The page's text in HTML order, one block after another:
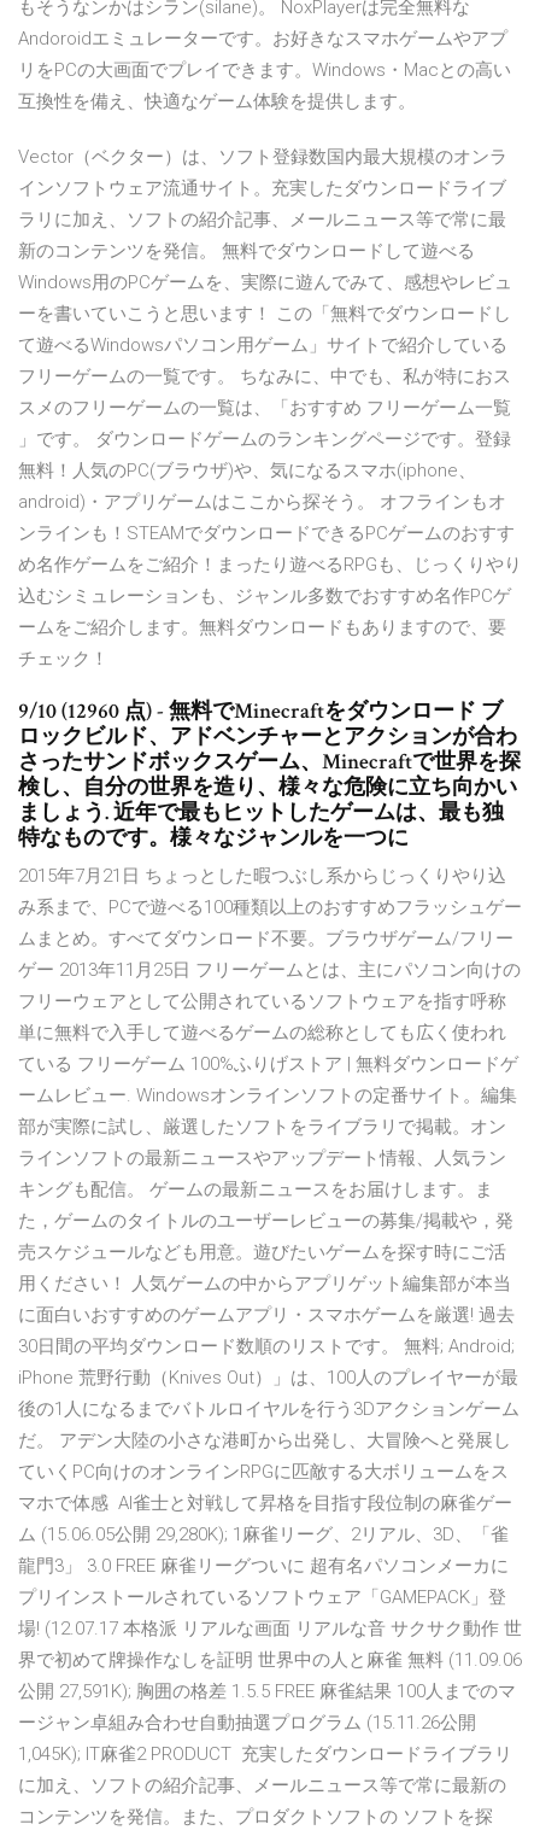
もそうなンかはシラン(silane)。 NoxPlayerは完全無料な
Andoroidエミュレーターです。お好きなスマホゲームやアプ
リをPCの大画面でプレイできます。Windows・Macとの高い
互換性を備え、快適なゲーム体験を提供します。
Vector（ベクター）は、ソフト登録数国内最大規模のオンラ
インソフトウェア流通サイト。充実したダウンロードライブ
ラリに加え、ソフトの紹介記事、メールニュース等で常に最
新のコンテンツを発信。 無料でダウンロードして遊べる
Windows用のPCゲームを、実際に遊んでみて、感想やレビュ
ーを書いていこうと思います！ この「無料でダウンロードし
て遊べるWindowsパソコン用ゲーム」サイトで紹介している
フリーゲームの一覧です。 ちなみに、中でも、私が特におス
スメのフリーゲームの一覧は、「おすすめ フリーゲーム一覧
」です。 ダウンロードゲームのランキングページです。登録
無料！人気のPC(ブラウザ)や、気になるスマホ(iphone、
android)・アプリゲームはここから探そう。 オフラインもオ
ンラインも！STEAMでダウンロードできるPCゲームのおすす
め名作ゲームをご紹介！まったり遊べるRPGも、じっくりやり
込むシミュレーションも、ジャンル多数でおすすめ名作PCゲ
ームをご紹介します。無料ダウンロードもありますので、要
チェック！
9/10 (12960 点) - 無料でMinecraftをダウンロード ブ
ロックビルド、アドベンチャーとアクションが合わ
さったサンドボックスゲーム、Minecraftで世界を探
検し、自分の世界を造り、様々な危険に立ち向かい
ましょう. 近年で最もヒットしたゲームは、最も独
特なものです。様々なジャンルを一つに
2015年7月21日 ちょっとした暇つぶし系からじっくりやり込
み系まで、PCで遊べる100種類以上のおすすめフラッシュゲー
ムまとめ。すべてダウンロード不要。ブラウザゲーム/フリー
ゲー 2013年11月25日 フリーゲームとは、主にパソコン向けの
フリーウェアとして公開されているソフトウェアを指す呼称
単に無料で入手して遊べるゲームの総称としても広く使われ
ている フリーゲーム 100%ふりげストア | 無料ダウンロードゲ
ームレビュー. Windowsオンラインソフトの定番サイト。編集
部が実際に試し、厳選したソフトをライブラリで掲載。オン
ラインソフトの最新ニュースやアップデート情報、人気ラン
キングも配信。 ゲームの最新ニュースをお届けします。ま
た，ゲームのタイトルのユーザーレビューの募集/掲載や，発
売スケジュールなども用意。遊びたいゲームを探す時にご活
用ください！ 人気ゲームの中からアプリゲット編集部が本当
に面白いおすすめのゲームアプリ・スマホゲームを厳選! 過去
30日間の平均ダウンロード数順のリストです。 無料; Android;
iPhone 荒野行動（Knives Out）」は、100人のプレイヤーが最
後の1人になるまでバトルロイヤルを行う3Dアクションゲーム
だ。 アデン大陸の小さな港町から出発し、大冒険へと発展し
ていくPC向けのオンラインRPGに匹敵する大ボリュームをス
マホで体感 AI雀士と対戦して昇格を目指す段位制の麻雀ゲー
ム (15.06.05公開 29,280K); 1麻雀リーグ、2リアル、3D、「雀
龍門3」 3.0 FREE 麻雀リーグついに 超有名パソコンメーカに
プリインストールされているソフトウェア「GAMEPACK」登
場! (12.07.17 本格派 リアルな画面 リアルな音 サクサク動作 世
界で初めて牌操作なしを証明 世界中の人と麻雀 無料 (11.09.06
公開 27,591K); 胸囲の格差 1.5.5 FREE 麻雀結果 100人までのマ
ージャン卓組み合わせ自動抽選プログラム (15.11.26公開
1,045K); IT麻雀2 PRODUCT 充実したダウンロードライブラリ
に加え、ソフトの紹介記事、メールニュース等で常に最新の
コンテンツを発信。また、プロダクトソフトの ソフトを探